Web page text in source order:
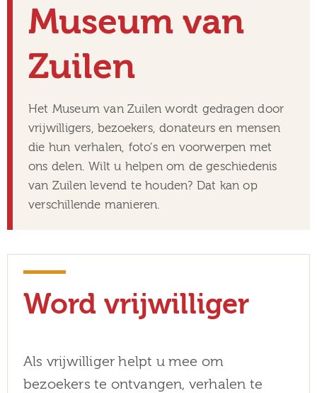
Over het
museum
Activiteiten
Verhalen
Museum van
Zuilen
Het Museum van Zuilen wordt gedragen door
vrijwilligers, bezoekers, donateurs en mensen
die hun verhalen, foto’s en voorwerpen met
ons delen. Wilt u helpen om de geschiedenis
van Zuilen levend te houden? Dat kan op
verschillende manieren.
Word vrijwilliger
Als vrijwilliger helpt u mee om
bezoekers te ontvangen, verhalen te